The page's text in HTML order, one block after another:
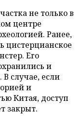
не только в
центре
Ранее,
цистерцианское
Его
и
случае, если
и
Китая, доступ
закрыт.